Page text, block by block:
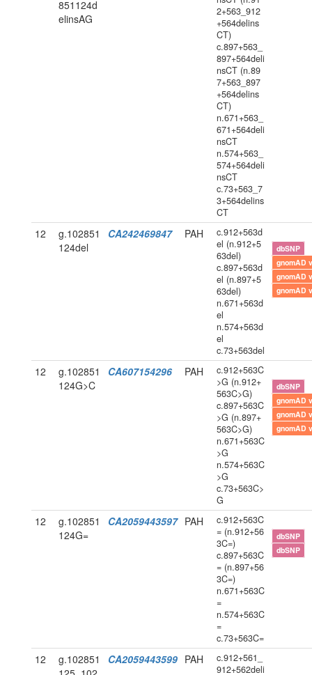
851124d
elinsAG
2+563_912
+564delins
CT)
c.897+563_
897+564deli
nsCT (n.89
7+563_897
+564delins
CT)
n.671+563_
671+564deli
nsCT
n.574+563_
574+564deli
nsCT
c.73+563_7
3+564delins
CT
12
g.102851
124del
CA242469847 PAH
c.912+563d
el (n.912+5
63del)
c.897+563d
el (n.897+5
63del)
n.671+563d
el
n.574+563d
el
c.73+563del
dbSNP
gnomAD
gnomAD
gnomAD
12
g.102851
124G>C
CA607154296 PAH
c.912+563C
>G (n.912+
563C>G)
c.897+563C
>G (n.897+
563C>G)
n.671+563C
>G
n.574+563C
>G
c.73+563C>
G
dbSNP
gnomAD
gnomAD
gnomAD
12
g.102851
124G=
CA2059443597 PAH
c.912+563C
= (n.912+56
3C=)
c.897+563C
= (n.897+56
3C=)
n.671+563C
=
n.574+563C
=
c.73+563C=
dbSNP
dbSNP
12
g.102851
CA2059443599 PAH
c.912+561_
912+562deli